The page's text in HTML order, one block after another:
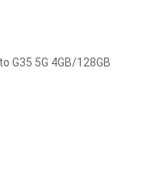
G35 5G 4GB/128GB